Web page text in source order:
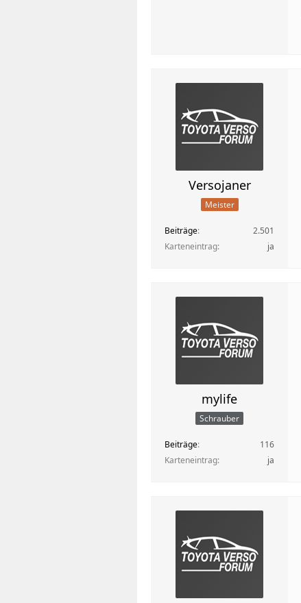
Versojaner
Meister
Beiträge
2.501
Karteneintrag
ja
mylife
Schrauber
Beiträge
116
Karteneintrag
ja